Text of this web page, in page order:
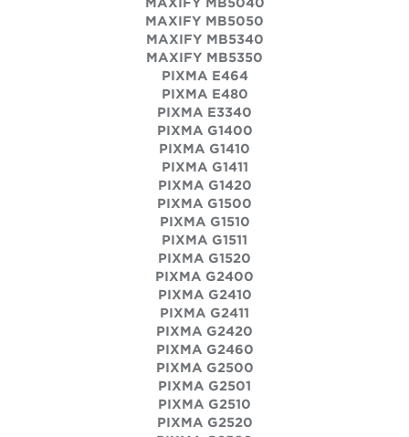
MAXIFY MB5050
MAXIFY MB5340
MAXIFY MB5350
PIXMA E464
PIXMA E480
PIXMA E3340
PIXMA G1400
PIXMA G1410
PIXMA G1411
PIXMA G1420
PIXMA G1500
PIXMA G1510
PIXMA G1511
PIXMA G1520
PIXMA G2400
PIXMA G2410
PIXMA G2411
PIXMA G2420
PIXMA G2460
PIXMA G2500
PIXMA G2501
PIXMA G2510
PIXMA G2520